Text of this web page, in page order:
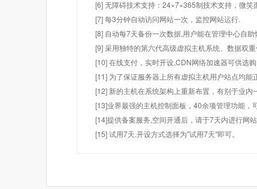
[6] 无障碍技术支持：24×7×365制技术支持，微笑
[7] 每3分钟自动访问网站一次，监控网站运行.
[8] 自动每7天备份一次数据,用户能在管理中心自助
[9] 采用独特的第六代高级虚拟主机系统、数据双
[10] 在线支付，实时开设,CDN网络加速器可供选
[11] 为了保证服务器上所有虚拟主机用户站点均能
[12] 新的主机在系统架构上重新布置，有别于业内
[13]业界最强的主机控制面板，40余项管理功能，
[14]提供备案服务,空间开通后，请于7天内进行网站
[15] 试用7天.开设方式选择为"试用7天"即可。